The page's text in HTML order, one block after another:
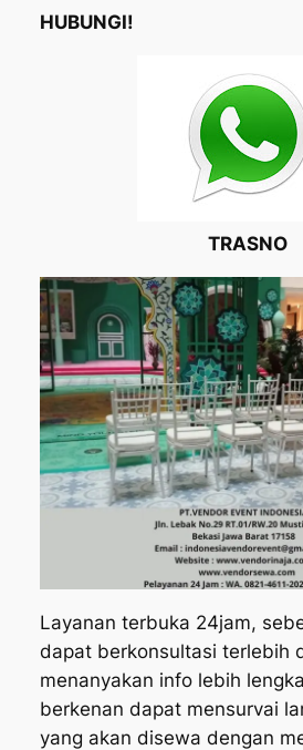
HUBUNGI!
TRASNO
Layanan terbuka 24jam,
dapat berkonsultasi terlebih
menanyakan info lebih
berkenan dapat mensurvai
yang akan disewa dengan